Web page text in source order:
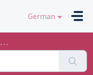
German